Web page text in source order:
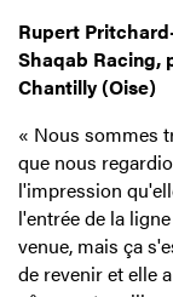
Rupert
Shaqab Racing,
Chantilly (Oise)
« Nous sommes
que nous
l'impression
l'entrée de la
venue, mais ça
de revenir et elle